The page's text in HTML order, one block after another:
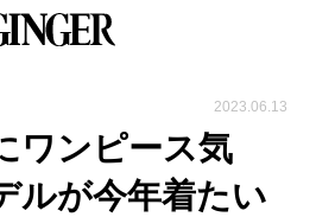
2023.06.13
ワンピース気
ルが今年着たい